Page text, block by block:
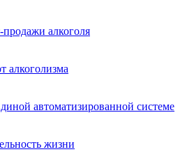
алкоголя
алкоголизма
автоматизированной системе
жизни